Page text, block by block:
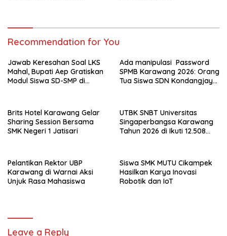
Recommendation for You
Jawab Keresahan Soal LKS
Mahal, Bupati Aep Gratiskan
Modul Siswa SD-SMP di
Ada manipulasi Password
SPMB Karawang 2026: Orang
Tua Siswa SDN Kondangjaya
Brits Hotel Karawang Gelar
Sharing Session Bersama
SMK Negeri 1 Jatisari
UTBK SNBT Universitas
Singaperbangsa Karawang
Tahun 2026 di Ikuti 12.508
Pelantikan Rektor UBP
Karawang di Warnai Aksi
Unjuk Rasa Mahasiswa
Siswa SMK MUTU Cikampek
Hasilkan Karya Inovasi
Robotik dan IoT
Leave a Reply